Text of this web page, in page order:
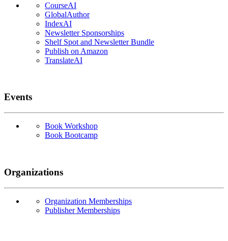
CourseAI
GlobalAuthor
IndexAI
Newsletter Sponsorships
Shelf Spot and Newsletter Bundle
Publish on Amazon
TranslateAI
Events
Book Workshop
Book Bootcamp
Organizations
Organization Memberships
Publisher Memberships